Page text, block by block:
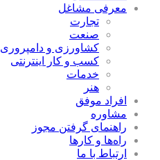
معرفی مشاغل
تجارت
صنعت
كشاورزی و دامپروری
كسب و كار اينترنتی
خدمات
هنر
افراد موفق
مشاوره
راهنمای گرفتن مجوز
راه‌ها و كارها
ارتباط با ما